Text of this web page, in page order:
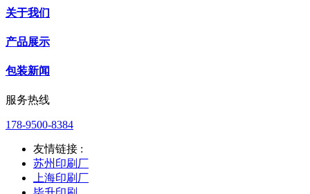
关于我们
产品展示
包装新闻
服务热线
178-9500-8384
友情链接 :
苏州印刷厂
上海印刷厂